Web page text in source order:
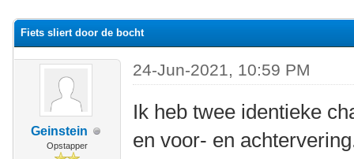
Fiets sliert door de bocht
Geinstein
Opstapper
24-Jun-2021, 10:59 PM
Ik heb twee identieke
en voor- en